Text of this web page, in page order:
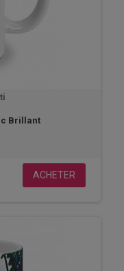
Brillant
ACHETER